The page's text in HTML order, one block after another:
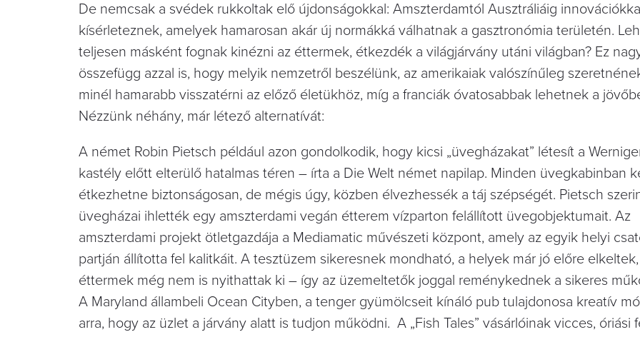
De nemcsak a svédek rukkoltak elő újdonságokkal: Amszterdamtól Ausztráliáig
kísérleteznek, amelyek hamarosan akár új normákká válhatnak a gasztronómia területén.
teljesen másként fognak kinézni az éttermek, étkezdék a világjárvány utáni világban? Ez
összefügg azzal is, hogy melyik nemzetről beszélünk, az amerikaiak valószínűleg
minél hamarabb visszatérni az előző életükhöz, míg a franciák óvatosabbak lehetnek a
Nézzünk néhány, már létező alternatívát:
A német Robin Pietsch például azon gondolkodik, hogy kicsi „üvegházakat” létesít a
kastély előtt elterülő hatalmas téren – írta a Die Welt német napilap. Minden üvegkabinban
étkezhetne biztonságosan, de mégis úgy, közben élvezhessék a táj szépségét. Pietsch
üvegházai ihlették egy amszterdami vegán étterem vízparton felállított üvegobjektumait. Az
amszterdami projekt ötletgazdája a Mediamatic művészeti központ, amely az egyik helyi
partján állította fel kalitkáit. A tesztüzem sikeresnek mondható, a helyek már jó előre
éttermek még nem is nyithattak ki – így az üzemeltetők joggal reménykednek a sikeres
A Maryland állambeli Ocean Cityben, a tenger gyümölcseit kínáló pub tulajdonosa kreatív
arra, hogy az üzlet a járvány alatt is tudjon működni. A „Fish Tales” vásárlóinak vicces, óriási